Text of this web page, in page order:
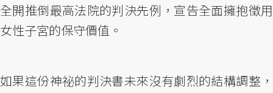
全開推倒最高法院的判決先例，宣告全面擁抱徵用
女性子宮的保守價值。
如果這份神祕的判決書未來沒有劇烈的結構調整，